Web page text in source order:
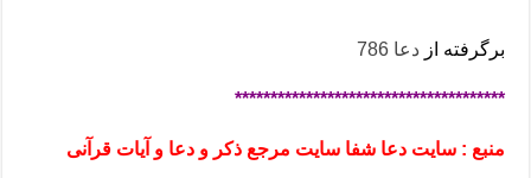
برگرفته ازدعا 786
**************************************
منبع : سایت دعا شفا سایت مرجع ذکر و دعا و آیات قرآنی